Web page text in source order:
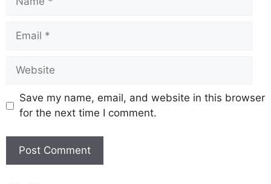
Save my name, email, and website in this browser
for the next time I comment.